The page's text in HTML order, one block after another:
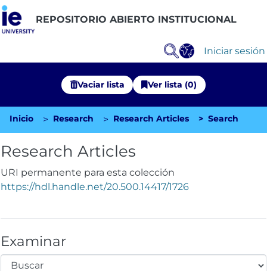
REPOSITORIO ABIERTO INSTITUCIONAL
Iniciar sesión
Vaciar lista Ver lista (0)
Explorar Repositorio
Estadísticas
Inicio Research Research Articles Search
Research Articles
URI permanente para esta colección
https://hdl.handle.net/20.500.14417/1726
Examinar